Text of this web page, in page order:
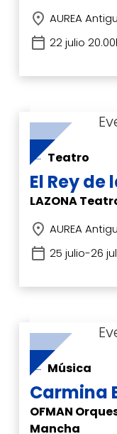
AUREA
22 julio
Teatro
El Rey
LAZONA
AUREA
25 julio-26
Música
Carmina
OFMAN
Mancha